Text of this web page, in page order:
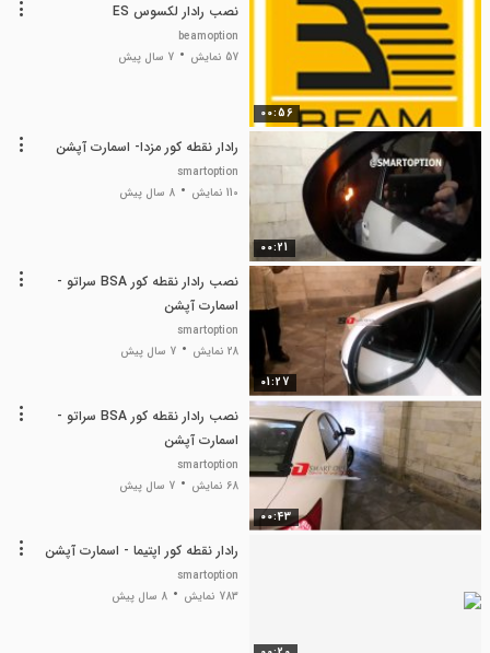
00:56
نصب رادار لکسوس ES
beamoption
57 نمایش
7 سال پیش
00:21
رادار نقطه کور مزدا- اسمارت آپشن
smartoption
110 نمایش
8 سال پیش
01:27
نصب رادار نقطه کور BSA سراتو -
اسمارت آپشن
smartoption
28 نمایش
7 سال پیش
00:43
نصب رادار نقطه کور BSA سراتو -
اسمارت آپشن
smartoption
68 نمایش
7 سال پیش
رادار نقطه کور اپتیما - اسمارت آپشن
smartoption
783 نمایش
8 سال پیش